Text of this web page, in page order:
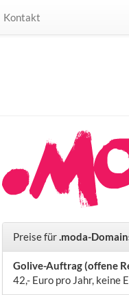
Kontakt
Preise für.moda-
Golive-Auftrag (offene
42,- Euro pro Jahr, keine